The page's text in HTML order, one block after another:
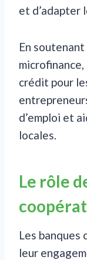
et d’adapter
En
crédit pour
d’emploi et
locales.
Le rôle
Les
leur